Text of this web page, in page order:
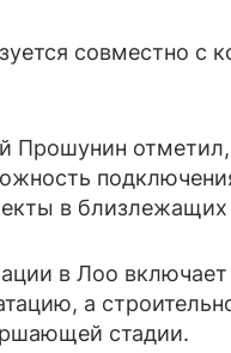
совместно с
Прошунин
в близлежащих
в Лоо
а
стадии.